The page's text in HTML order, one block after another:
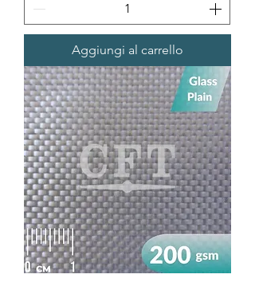
Aggiungi al carrello